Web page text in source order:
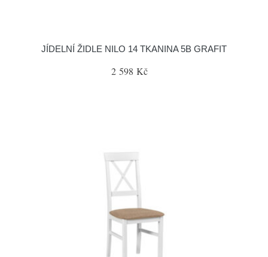
JÍDELNÍ ŽIDLE NILO 14 TKANINA 5B GRAFIT
2 598 Kč